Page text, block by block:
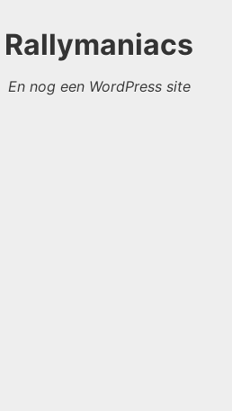
Rallymaniacs
En nog een WordPress site